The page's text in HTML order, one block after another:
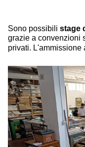
Sono possibili stage
grazie a convenzioni
privati. L'ammissione